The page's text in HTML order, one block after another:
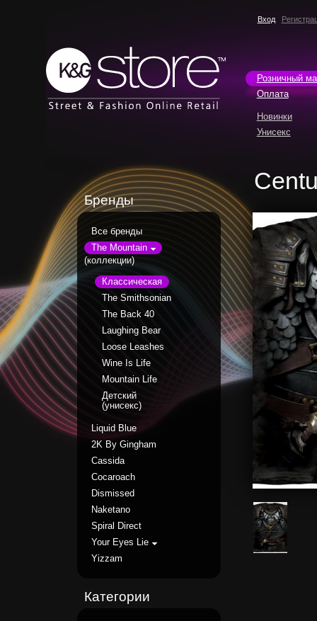
Вход
Розничный
Оплата
Новинки
Унисекс
Бренды
Все бренды
The Mountain
(коллекции)
Классическая
The Smithsonian
The Back 40
Laughing Bear
Loose Leashes
Wine Is Life
Mountain Life
Детский
(унисекс)
Liquid Blue
2K By Gingham
Cassida
Cocaroach
Dismissed
Naketano
Spiral Direct
Your Eyes Lie
Yizzam
Категории